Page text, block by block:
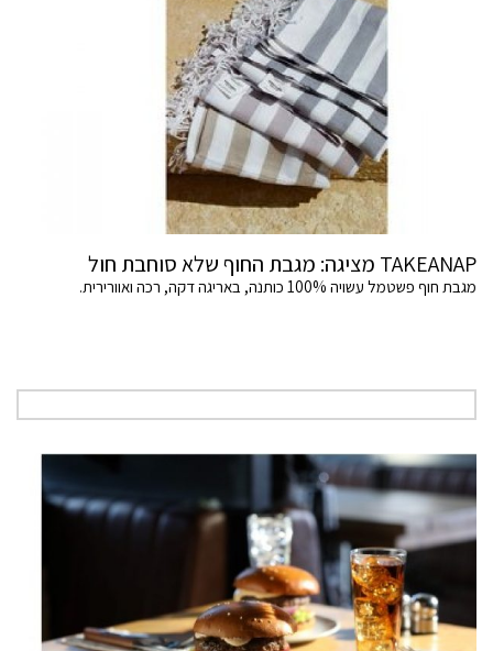
TAKEANAP מציגה: מגבת החוף שלא סוחבת חול
מגבת חוף פשטמל עשויה 100% כותנה, באריגה דקה, רכה ואוורירית.